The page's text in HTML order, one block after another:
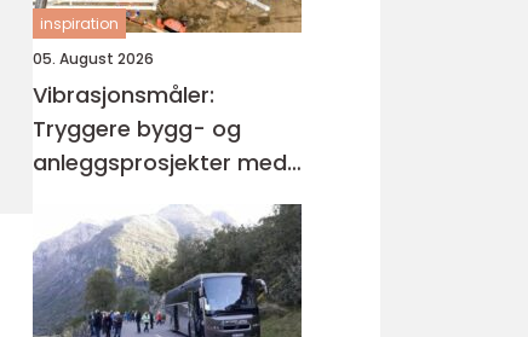
inspiration
05. August 2026
Vibrasjonsmåler:
Tryggere bygg- og
anleggsprosjekter med
vibrasjonsmåling